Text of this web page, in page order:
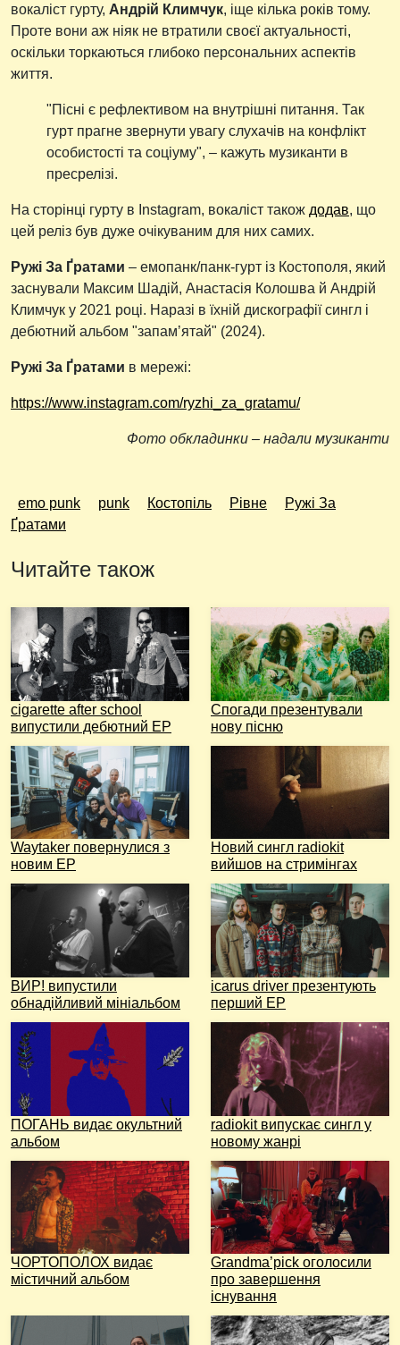
вокаліст гурту, Андрій Климчук, іще кілька років тому.
Проте вони аж ніяк не втратили своєї актуальності,
оскільки торкаються глибоко персональних аспектів
життя.
"Пісні є рефлективом на внутрішні питання. Так
гурт прагне звернути увагу слухачів на конфлікт
особистості та соціуму", – кажуть музиканти в
пресрелізі.
На сторінці гурту в Instagram, вокаліст також додав, що
цей реліз був дуже очікуваним для них самих.
Ружі За Ґратами – емопанк/панк-гурт із Костополя, який
заснували Максим Шадій, Анастасія Колошва й Андрій
Климчук у 2021 році. Наразі в їхній дискографії сингл і
дебютний альбом "запамʼятай" (2024).
Ружі За Ґратами в мережі:
https://www.instagram.com/ryzhi_za_gratamu/
Фото обкладинки – надали музиканти
emo punk punk Костопіль Рівне
Ружі За
Ґратами
Читайте також
cigarette after school
випустили дебютний EP
Спогади презентували
нову пісню
Waytaker повернулися з
новим EP
Новий сингл radiokit
вийшов на стримінгах
ВИР! випустили
обнадійливий мініальбом
icarus driver презентують
перший EP
ПОГАНЬ видає окультний
альбом
radiokit випускає сингл у
новому жанрі
ЧОРТОПОЛОХ видає
містичний альбом
Grandma’pick оголосили
про завершення
існування